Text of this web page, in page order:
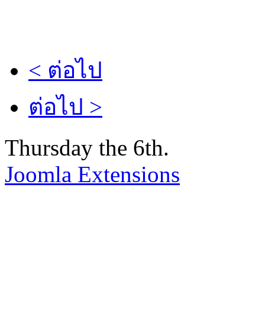
< ต่อไป
ต่อไป >
Thursday the 6th.
Joomla Extensions